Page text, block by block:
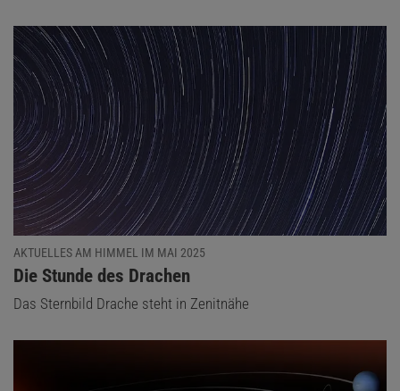
AKTUELLES AM HIMMEL IM MAI 2025
:
Die Stunde des Drachen
Das Sternbild Drache steht in Zenitnähe